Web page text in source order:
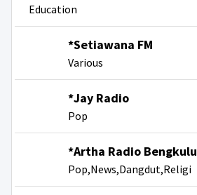
Education
*Setiawana FM
Various
*Jay Radio
Pop
*Artha Radio Bengkulu
Pop,News,Dangdut,Religi